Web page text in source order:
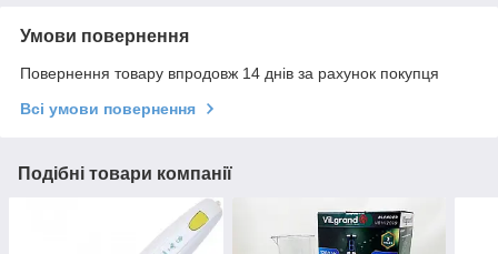
Умови повернення
Повернення товару впродовж 14 днів за рахунок покупця
Всі умови повернення
Подібні товари компанії